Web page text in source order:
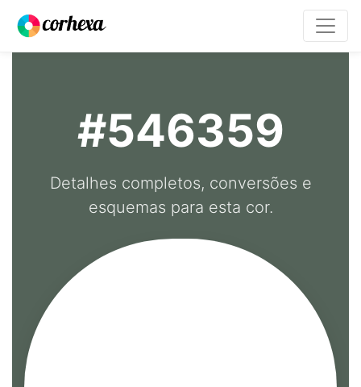
#546359
Detalhes completos, conversões e
esquemas para esta cor.